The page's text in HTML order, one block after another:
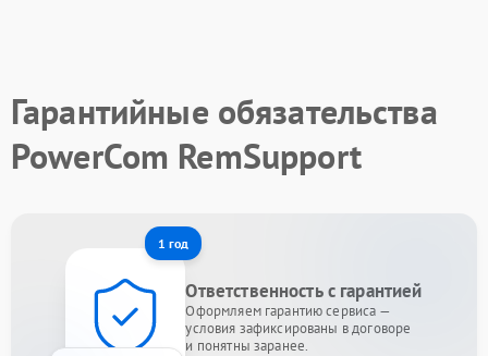
Гарантийные обязательства
PowerCom RemSupport
1 год
Ответственность с гарантией
Оформляем гарантию сервиса —
условия зафиксированы в договоре
и понятны заранее.